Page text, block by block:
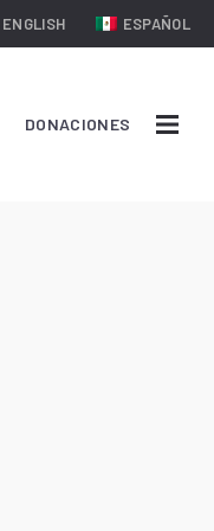
ENGLISH ESPAÑOL
DONACIONES